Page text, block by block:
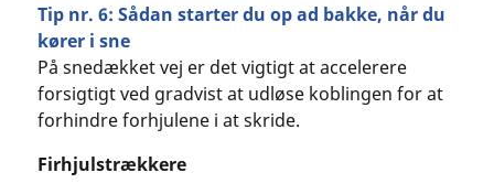
Tip nr. 6: Sådan starter du op ad bakke, når du
kører i sne
På snedækket vej er det vigtigt at accelerere
forsigtigt ved gradvist at udløse koblingen for at
forhindre forhjulene i at skride.
Firhjulstrækkere